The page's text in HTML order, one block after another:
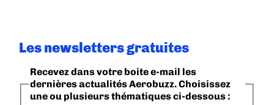
Les newsletters gratuites
Recevez dans votre boite e-mail les
dernières actualités Aerobuzz. Choisissez
une ou plusieurs thématiques ci-dessous :